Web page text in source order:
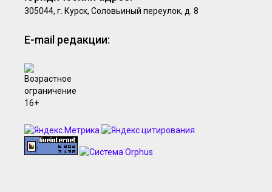
305044, г. Курск, Соловьиный переулок, д. 8
E-mail редакции: